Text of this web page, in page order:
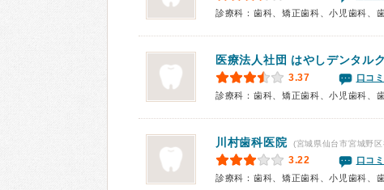
診療科：歯科、矯正歯科、小児歯科、
医療法人社団 はやしデンタル
3.37
口コ
診療科：歯科、矯正歯科、小児歯科、
川村歯科医院 (宮城県仙台市宮城野
3.22
口コ
診療科：歯科、矯正歯科、小児歯科、